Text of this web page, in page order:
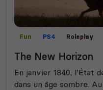
Fun PS4 Roleplay
The New Horizon
En janvier 1840, l’État
dans un âge sombre.